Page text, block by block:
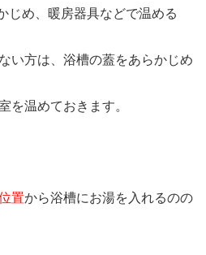
じめ、暖房器具などで温める
い方は、浴槽の蓋をあらかじめ
を温めておきます。
置から浴槽にお湯を入れるのの